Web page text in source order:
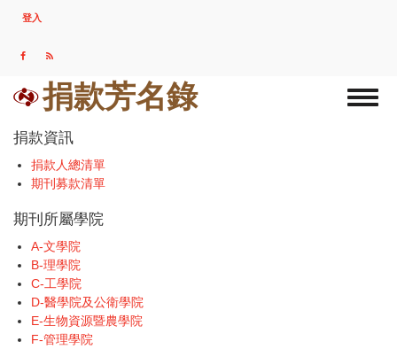
USER
MENU
登入
捐款芳名錄
捐款資訊
捐款人總清單
期刊募款清單
期刊所屬學院
A-文學院
B-理學院
C-工學院
D-醫學院及公衛學院
E-生物資源暨農學院
F-管理學院